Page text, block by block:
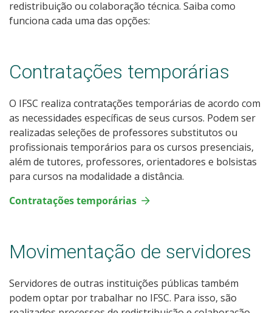
redistribuição ou colaboração técnica. Saiba como
funciona cada uma das opções:
Contratações temporárias
O IFSC realiza contratações temporárias de acordo com
as necessidades específicas de seus cursos. Podem ser
realizadas seleções de professores substitutos ou
profissionais temporários para os cursos presenciais,
além de tutores, professores, orientadores e bolsistas
para cursos na modalidade a distância.
Contratações temporárias
Movimentação de servidores
Servidores de outras instituições públicas também
podem optar por trabalhar no IFSC. Para isso, são